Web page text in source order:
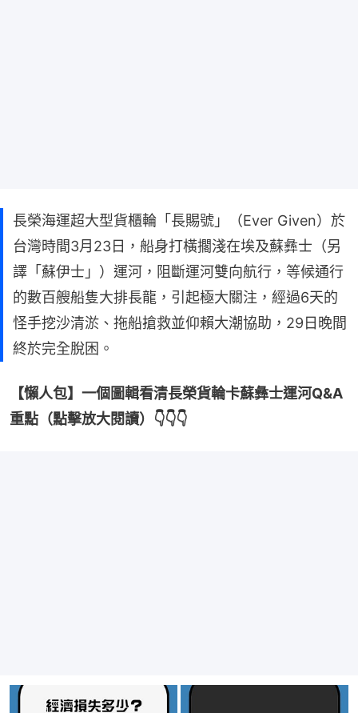
長榮海運超大型貨櫃輪「長賜號」（Ever Given）於
台灣時間3月23日，船身打橫擱淺在埃及蘇彝士（另
譯「蘇伊士」）運河，阻斷運河雙向航行，等候通行
的數百艘船隻大排長龍，引起極大關注，經過6天的
怪手挖沙清淤、拖船搶救並仰賴大潮協助，29日晚間
終於完全脫困。
【懶人包】一個圖輯看清長榮貨輪卡蘇彝士運河Q&A
重點（點擊放大閱讀）👇👇👇